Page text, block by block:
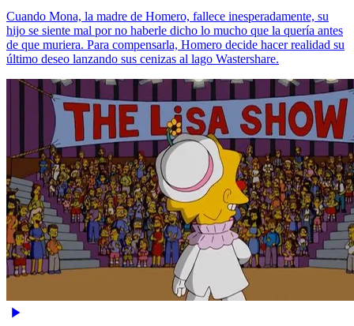
Cuando Mona, la madre de Homero, fallece inesperadamente, su
hijo se siente mal por no haberle dicho lo mucho que la quería antes
de que muriera. Para compensarla, Homero decide hacer realidad su
último deseo lanzando sus cenizas al lago Wastershare.